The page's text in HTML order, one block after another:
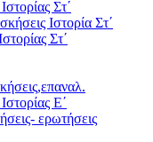
Στ΄
Ιστορία Στ΄
Στ΄
Ε΄
ερωτήσεις